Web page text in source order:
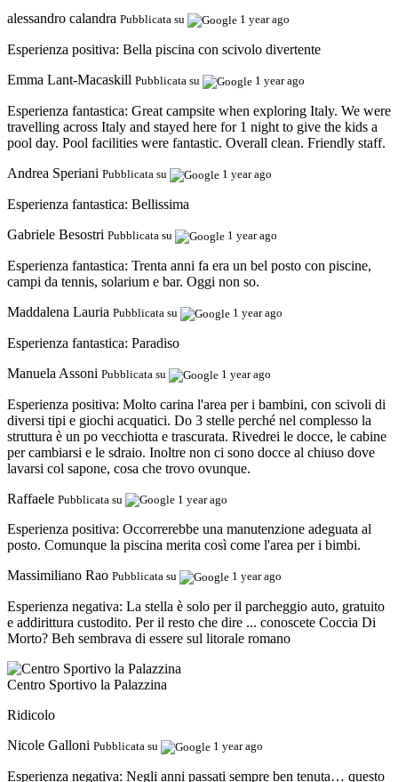
alessandro calandra Pubblicata su 1 year ago
Esperienza positiva: Bella piscina con scivolo divertente
Emma Lant-Macaskill Pubblicata su 1 year ago
Esperienza fantastica: Great campsite when exploring Italy. We were
travelling across Italy and stayed here for 1 night to give the kids a
pool day. Pool facilities were fantastic. Overall clean. Friendly staff.
Andrea Speriani Pubblicata su 1 year ago
Esperienza fantastica: Bellissima
Gabriele Besostri Pubblicata su 1 year ago
Esperienza fantastica: Trenta anni fa era un bel posto con piscine,
campi da tennis, solarium e bar. Oggi non so.
Maddalena Lauria Pubblicata su 1 year ago
Esperienza fantastica: Paradiso
Manuela Assoni Pubblicata su 1 year ago
Esperienza positiva: Molto carina l'area per i bambini, con scivoli di
diversi tipi e giochi acquatici. Do 3 stelle perché nel complesso la
struttura è un po vecchiotta e trascurata. Rivedrei le docce, le cabine
per cambiarsi e le sdraio. Inoltre non ci sono docce al chiuso dove
lavarsi col sapone, cosa che trovo ovunque.
Raffaele Pubblicata su 1 year ago
Esperienza positiva: Occorrerebbe una manutenzione adeguata al
posto. Comunque la piscina merita così come l'area per i bimbi.
Massimiliano Rao Pubblicata su 1 year ago
Esperienza negativa: La stella è solo per il parcheggio auto, gratuito
e addirittura custodito. Per il resto che dire ... conoscete Coccia Di
Morto? Beh sembrava di essere sul litorale romano
Centro Sportivo la Palazzina
Ridicolo
Nicole Galloni Pubblicata su 1 year ago
Esperienza negativa: Negli anni passati sempre ben tenuta… questo